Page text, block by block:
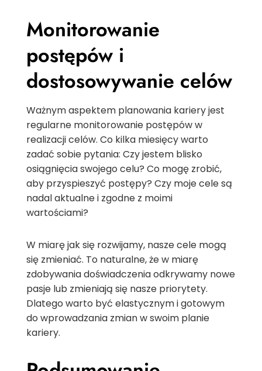
Monitorowanie
postępów i
dostosowywanie celów
Ważnym aspektem planowania kariery jest
regularne monitorowanie postępów w
realizacji celów. Co kilka miesięcy warto
zadać sobie pytania: Czy jestem blisko
osiągnięcia swojego celu? Co mogę zrobić,
aby przyspieszyć postępy? Czy moje cele są
nadal aktualne i zgodne z moimi
wartościami?
W miarę jak się rozwijamy, nasze cele mogą
się zmieniać. To naturalne, że w miarę
zdobywania doświadczenia odkrywamy nowe
pasje lub zmieniają się nasze priorytety.
Dlatego warto być elastycznym i gotowym
do wprowadzania zmian w swoim planie
kariery.